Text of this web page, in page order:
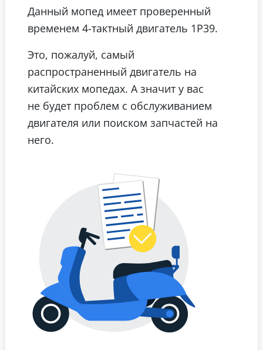
Данный мопед имеет проверенный
временем 4-тактный двигатель 1Р39.
Это, пожалуй, самый
распространенный двигатель на
китайских мопедах. А значит у вас
не будет проблем с обслуживанием
двигателя или поиском запчастей на
него.